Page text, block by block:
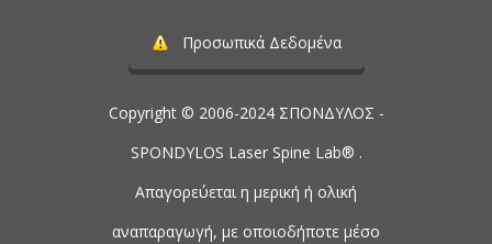
Προσωπικά Δεδομένα
Copyright © 2006-2024 ΣΠΟΝΔΥΛΟΣ -
SPONDYLOS Laser Spine Lab® .
Απαγορεύεται η μερική ή ολική
αναπαραγωγή, με οποιοδήποτε μέσο